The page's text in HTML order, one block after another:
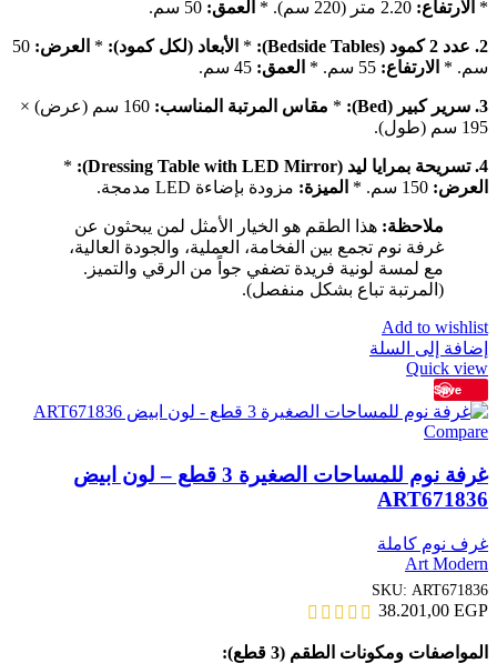
* الارتفاع: العمق:
2. عدد 2 كمود (Bedside Tables): * الأبعاد (لكل كمود): * العرض: 50
سم. * الارتفاع: العمق:
3. سرير كبير (Bed): * مقاس المرتبة المناسب:
160 سم (عرض) ×
195 سم (طول).
4. تسريحة بمرايا ليد (Dressing Table with LED Mirror):
*
العرض:
الميزة: مزودة بإضاءة LED مدمجة.
ملاحظة: هذا الطقم هو الخيار الأمثل لمن يبحثون عن
غرفة نوم تجمع بين الفخامة، العملية، والجودة العالية،
مع لمسة لونية فريدة تضفي جواً من الرقي والتميز.
(المرتبة تباع بشكل منفصل).
Add to wishlist
إضافة إلى السلة
Quick view
Save
Compare
غرفة نوم للمساحات الصغيرة 3 قطع – لون ابيض
ART671836
غرف نوم كاملة
Art Modern
SKU: ART671836
38.201,00 EGP
المواصفات ومكونات الطقم (3 قطع):